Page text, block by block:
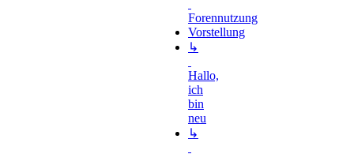
Forennutzung
Vorstellung
↳
Hallo,
ich
bin
neu
↳